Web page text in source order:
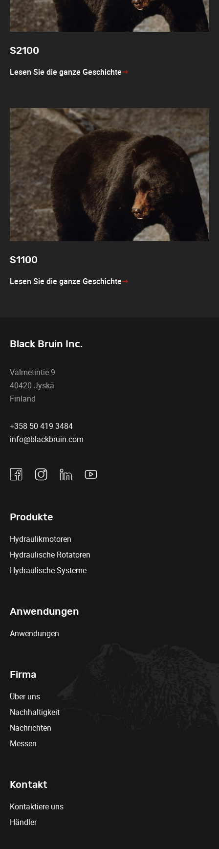
S2100
Lesen Sie die ganze Geschichte
S1100
Lesen Sie die ganze Geschichte
Black Bruin Inc.
Valmetintie 9
40420 Jyskä
Finland
+358 50 419 3484
info@blackbruin.com
FacebookInstagramLinkedinYoutube
Produkte
Hydraulikmotoren
Hydraulische Rotatoren
Hydraulische Systeme
Anwendungen
Anwendungen
Firma
Über uns
Nachhaltigkeit
Nachrichten
Messen
Kontakt
Kontaktiere uns
Händler